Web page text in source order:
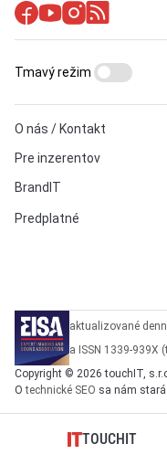
O nás / Kontakt
Pre inzerentov
BrandIT
Predplatné
Tmavý režim
aktualizované
a ISSN 1339-939X
Copyright © 2026 touchIT,
Otechnické SEO sa nám stará
TOUCHIT